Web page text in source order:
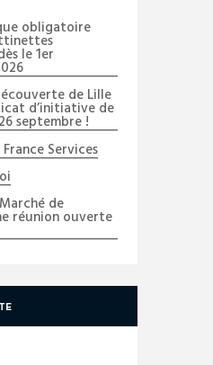
obligatoire
le 1er
de Lille
d’initiative de
septembre !
Services
de
réunion ouverte